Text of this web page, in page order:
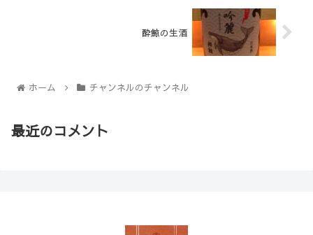
酔鯨の生酒
ホーム チャンネルのチャンネル
最近のコメント